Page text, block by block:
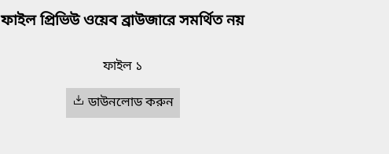
ফাইল প্রিভিউ ওয়েব ব্রাউজারে সমর্থিত নয়
ফাইল ১
ডাউনলোড করুন